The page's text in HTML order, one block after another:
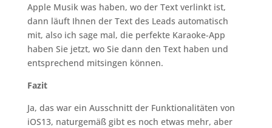
Apple Musik was haben, wo der Text verlinkt ist,
dann läuft Ihnen der Text des Leads automatisch
mit, also ich sage mal, die perfekte Karaoke-App
haben Sie jetzt, wo Sie dann den Text haben und
entsprechend mitsingen können.
Fazit
Ja, das war ein Ausschnitt der Funktionalitäten von
iOS13, naturgemäß gibt es noch etwas mehr, aber